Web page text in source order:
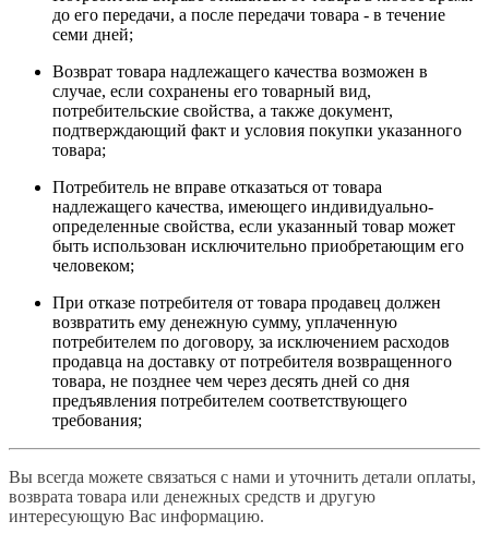
до его передачи, а после передачи товара - в течение
семи дней;
Возврат товара надлежащего качества возможен в
случае, если сохранены его товарный вид,
потребительские свойства, а также документ,
подтверждающий факт и условия покупки указанного
товара;
Потребитель не вправе отказаться от товара
надлежащего качества, имеющего индивидуально-
определенные свойства, если указанный товар может
быть использован исключительно приобретающим его
человеком;
При отказе потребителя от товара продавец должен
возвратить ему денежную сумму, уплаченную
потребителем по договору, за исключением расходов
продавца на доставку от потребителя возвращенного
товара, не позднее чем через десять дней со дня
предъявления потребителем соответствующего
требования;
Вы всегда можете связаться с нами и уточнить детали оплаты,
возврата товара или денежных средств и другую
интересующую Вас информацию.